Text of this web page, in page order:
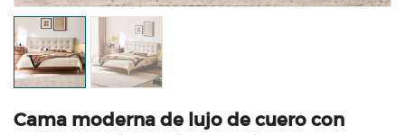
Cama moderna de lujo de cuero con